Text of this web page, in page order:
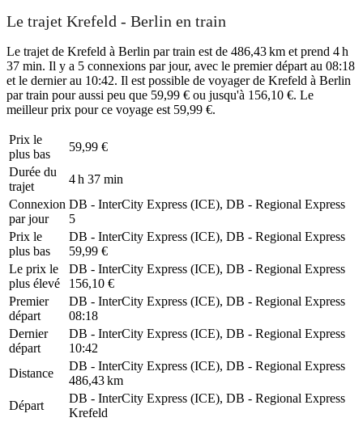
Le trajet Krefeld - Berlin en train
Le trajet de Krefeld à Berlin par train est de 486,43 km et prend 4 h
37 min. Il y a 5 connexions par jour, avec le premier départ au 08:18
et le dernier au 10:42. Il est possible de voyager de Krefeld à Berlin
par train pour aussi peu que 59,99 € ou jusqu'à 156,10 €. Le
meilleur prix pour ce voyage est 59,99 €.
Prix ​​le
plus bas
59,99 €
Durée du
trajet
4 h 37 min
Connexion
par jour
DB - InterCity Express (ICE), DB - Regional Express
5
Prix ​​le
plus bas
DB - InterCity Express (ICE), DB - Regional Express
59,99 €
Le prix le
plus élevé
DB - InterCity Express (ICE), DB - Regional Express
156,10 €
Premier
départ
DB - InterCity Express (ICE), DB - Regional Express
08:18
Dernier
départ
DB - InterCity Express (ICE), DB - Regional Express
10:42
Distance
DB - InterCity Express (ICE), DB - Regional Express
486,43 km
Départ
DB - InterCity Express (ICE), DB - Regional Express
Krefeld